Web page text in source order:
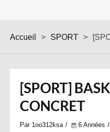
Accueil > SPORT >
[SPORT]
CONCRET
Par 1oo312ksa 6 Années